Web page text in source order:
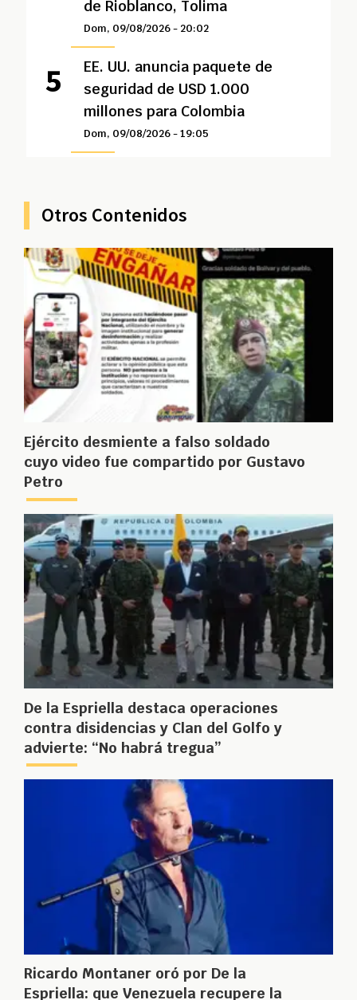
de Rioblanco, Tolima
Dom, 09/08/2026 - 20:02
EE. UU. anuncia paquete de
seguridad de USD 1.000
millones para Colombia
Dom, 09/08/2026 - 19:05
Otros Contenidos
Ejército desmiente a falso soldado
cuyo video fue compartido por Gustavo
Petro
De la Espriella destaca operaciones
contra disidencias y Clan del Golfo y
advierte: “No habrá tregua”
Ricardo Montaner oró por De la
Espriella: que Venezuela recupere la